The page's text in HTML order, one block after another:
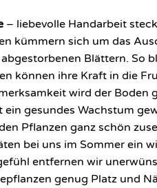
– liebevolle Handarbeit
kümmern sich um das
Blättern. So
können ihre Kraft in die
wird der Boden
ein gesundes Wachstum
Pflanzen ganz schön
bei uns im Sommer ein
entfernen wir
genug Platz und